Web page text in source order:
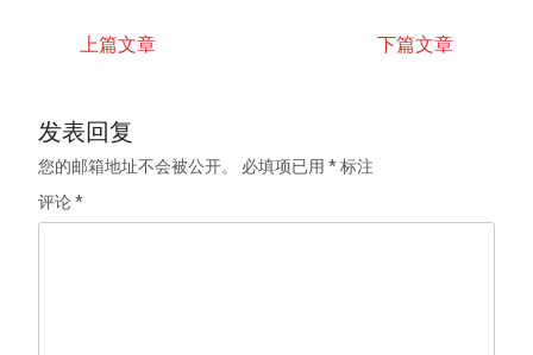
上篇文章 下篇文章
发表回复
您的邮箱地址不会被公开。 必填项已用*标注
评论*